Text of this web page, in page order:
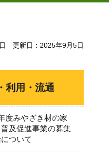
更新日：2025年9月5日
利用・流通
度みやざき材の家
及促進事業の募集
ついて